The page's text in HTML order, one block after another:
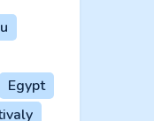
Egypt